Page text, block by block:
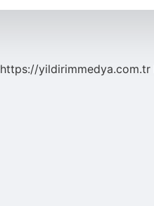
https://yildirimmedya.com.tr